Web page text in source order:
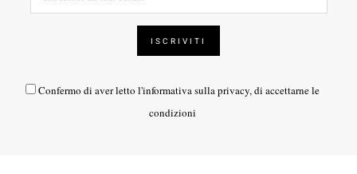
Confermo di aver letto l'informativa sulla privacy, di accettarne le
condizioni